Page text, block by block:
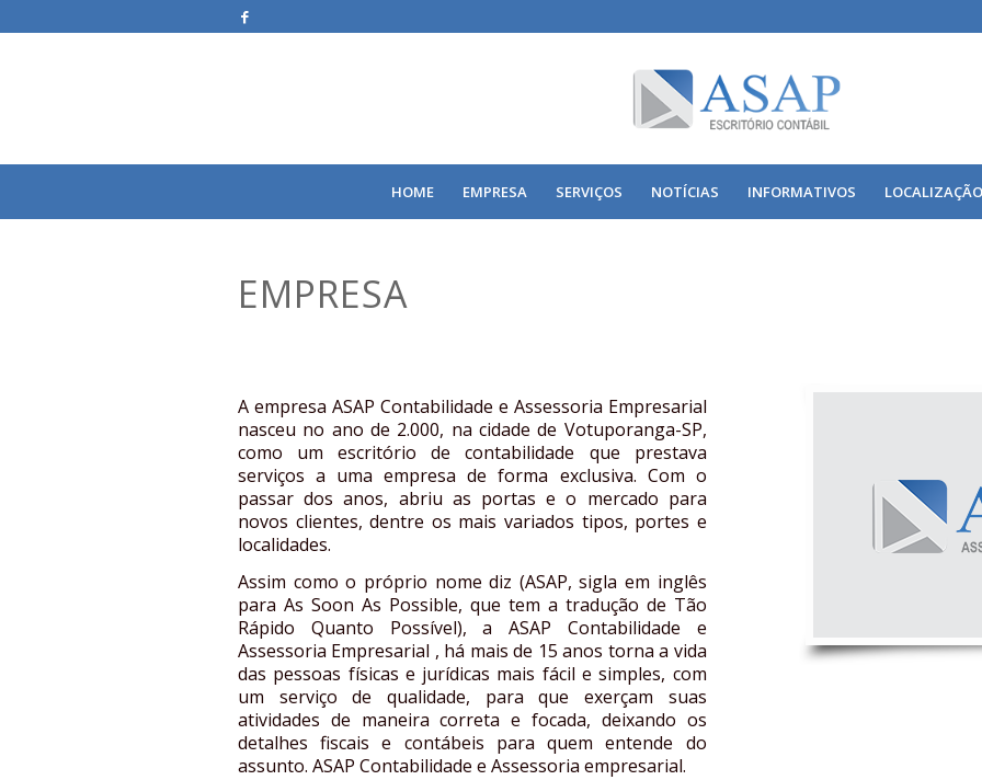
HOME EMPRESA SERVIÇOS NOTÍCIAS INFORMATIVOS LOCALIZAÇÃO
EMPRESA
A empresa ASAP Contabilidade e Assessoria Empresarial
nasceu no ano de 2.000, na cidade de Votuporanga-SP,
como um escritório de contabilidade que prestava
serviços a uma empresa de forma exclusiva. Com o
passar dos anos, abriu as portas e o mercado para
novos clientes, dentre os mais variados tipos, portes e
localidades.
Assim como o próprio nome diz (ASAP, sigla em inglês
para As Soon As Possible, que tem a tradução de Tão
Rápido Quanto Possível), a ASAP Contabilidade e
Assessoria Empresarial , há mais de 15 anos torna a vida
das pessoas físicas e jurídicas mais fácil e simples, com
um serviço de qualidade, para que exerçam suas
atividades de maneira correta e focada, deixando os
detalhes fiscais e contábeis para quem entende do
assunto. ASAP Contabilidade e Assessoria empresarial.